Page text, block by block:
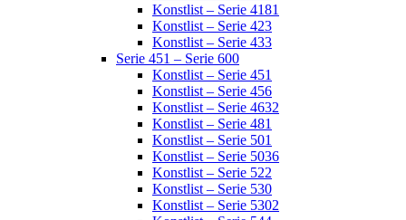
Konstlist – Serie 4181
Konstlist – Serie 423
Konstlist – Serie 433
Serie 451 – Serie 600
Konstlist – Serie 451
Konstlist – Serie 456
Konstlist – Serie 4632
Konstlist – Serie 481
Konstlist – Serie 501
Konstlist – Serie 5036
Konstlist – Serie 522
Konstlist – Serie 530
Konstlist – Serie 5302